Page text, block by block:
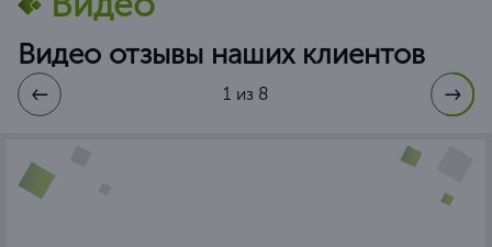
Видео отзывы наших клиентов
1 из 8